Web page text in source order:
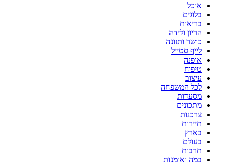
אוכל
בלוגים
בריאות
הריון ולידה
כושר ותזונה
לייף סטייל
אופנה
טיפוח
עיצוב
לכל המשפחה
מסעדות
מתכונים
צרכנות
תיירות
בארץ
בעולם
תרבות
במה ואומנות